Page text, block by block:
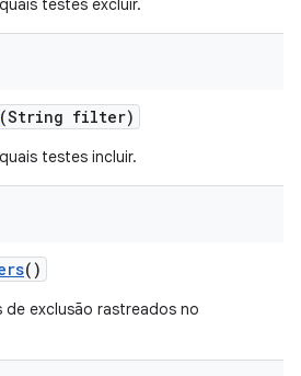
testes excluir.
(String filter)
testes incluir.
()
exclusão rastreados no